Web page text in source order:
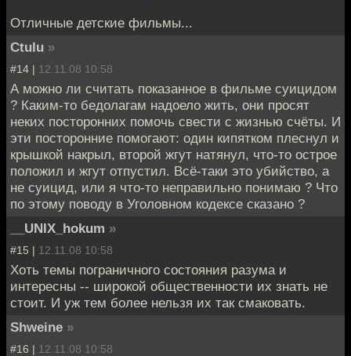
Отличные детские фильмы...
Ctulu »
#14 | 12.11.08 10:58
А можно ли считать показанное в фильме суицидом
? Каким-то бедолагам надоело жить, они просят
неких посторонних помочь свести с жизнью счёты. И
эти посторонние помогают: один кипятком плеснул и
крышкой накрыл, второй жгут натянул, что-то острое
положил и жгут отпустил. Всё-таки это убийство, а
не суицид, или я что-то неправильно понимаю ? Что
по этому поводу в Уголовном кодексе сказано ?
__UNIX_hokum »
#15 | 12.11.08 10:58
Хоть темы пограничного состояния разума и
интересны -- широкой общественности их знать не
стоит. И уж тем более нельзя их так смаковать.
Shweine »
#16 | 12.11.08 10:58